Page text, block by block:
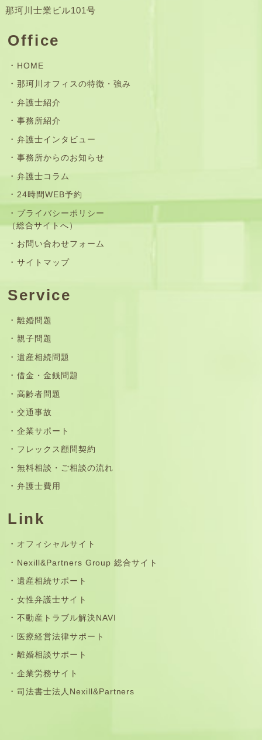
那珂川士業ビル101号
Office
HOME
那珂川オフィスの特徴・強み
弁護士紹介
事務所紹介
弁護士インタビュー
事務所からのお知らせ
弁護士コラム
24時間WEB予約
プライバシーポリシー
（総合サイトへ）
お問い合わせフォーム
サイトマップ
Service
離婚問題
親子問題
遺産相続問題
借金・金銭問題
高齢者問題
交通事故
企業サポート
フレックス顧問契約
無料相談・ご相談の流れ
弁護士費用
Link
オフィシャルサイト
Nexill&Partners Group 総合サイト
遺産相続サポート
女性弁護士サイト
不動産トラブル解決NAVI
医療経営法律サポート
離婚相談サポート
企業労務サイト
司法書士法人Nexill&Partners